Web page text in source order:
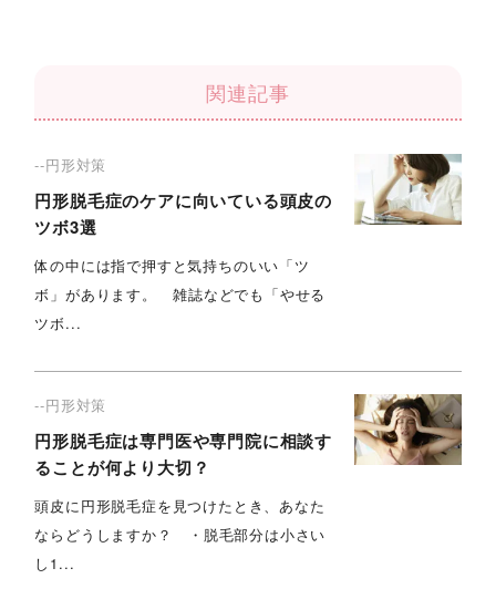
関連記事
--円形対策
円形脱毛症のケアに向いている頭皮の
ツボ3選
体の中には指で押すと気持ちのいい「ツ
ボ」があります。 雑誌などでも「やせる
ツボ...
--円形対策
円形脱毛症は専門医や専門院に相談す
ることが何より大切？
頭皮に円形脱毛症を見つけたとき、あなた
ならどうしますか？ ・脱毛部分は小さい
し1...